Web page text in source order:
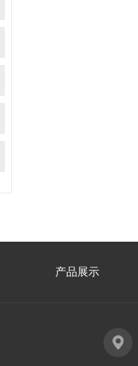
产品展示